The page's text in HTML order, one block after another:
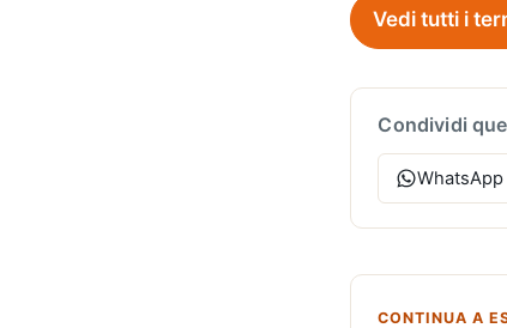
Vedi tutti i
Condividi
WhatsApp
CONTINUA A